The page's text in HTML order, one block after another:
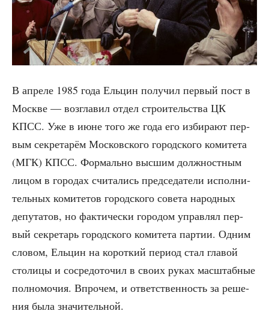
В апре­ле 1985 года Ель­цин полу­чил пер­вый пост в
Москве — воз­гла­вил отдел стро­и­тель­ства ЦК
КПСС. Уже в июне того же года его изби­ра­ют пер­
вым сек­ре­та­рём Мос­ков­ско­го город­ско­го коми­те­та
(МГК) КПСС. Фор­маль­но выс­шим долж­ност­ным
лицом в горо­дах счи­та­лись пред­се­да­те­ли испол­ни­
тель­ных коми­те­тов город­ско­го сове­та народ­ных
депу­та­тов, но фак­ти­че­ски горо­дом управ­лял пер­
вый сек­ре­тарь город­ско­го коми­те­та пар­тии. Одним
сло­вом, Ель­цин на корот­кий пери­од стал гла­вой
сто­ли­цы и сосре­до­то­чил в сво­их руках мас­штаб­ные
пол­но­мо­чия. Впро­чем, и ответ­ствен­ность за реше­
ния была значительной.